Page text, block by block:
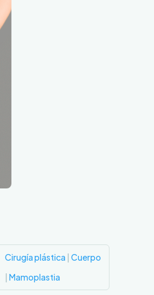
Cirugía plástica | Cuerpo
| Mamoplastia